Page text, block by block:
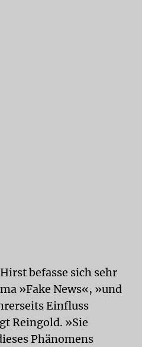
befasse sich sehr
»Fake News«, »und
Einfluss
Reingold. »Sie
Phänomens